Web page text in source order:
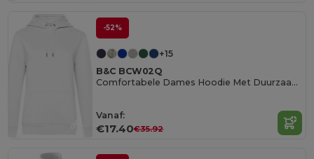
-52%
+15
B&C BCW02Q
Comfortabele Dames Hoodie Met Duurzaamheid
Vanaf:
€17.40€35.92